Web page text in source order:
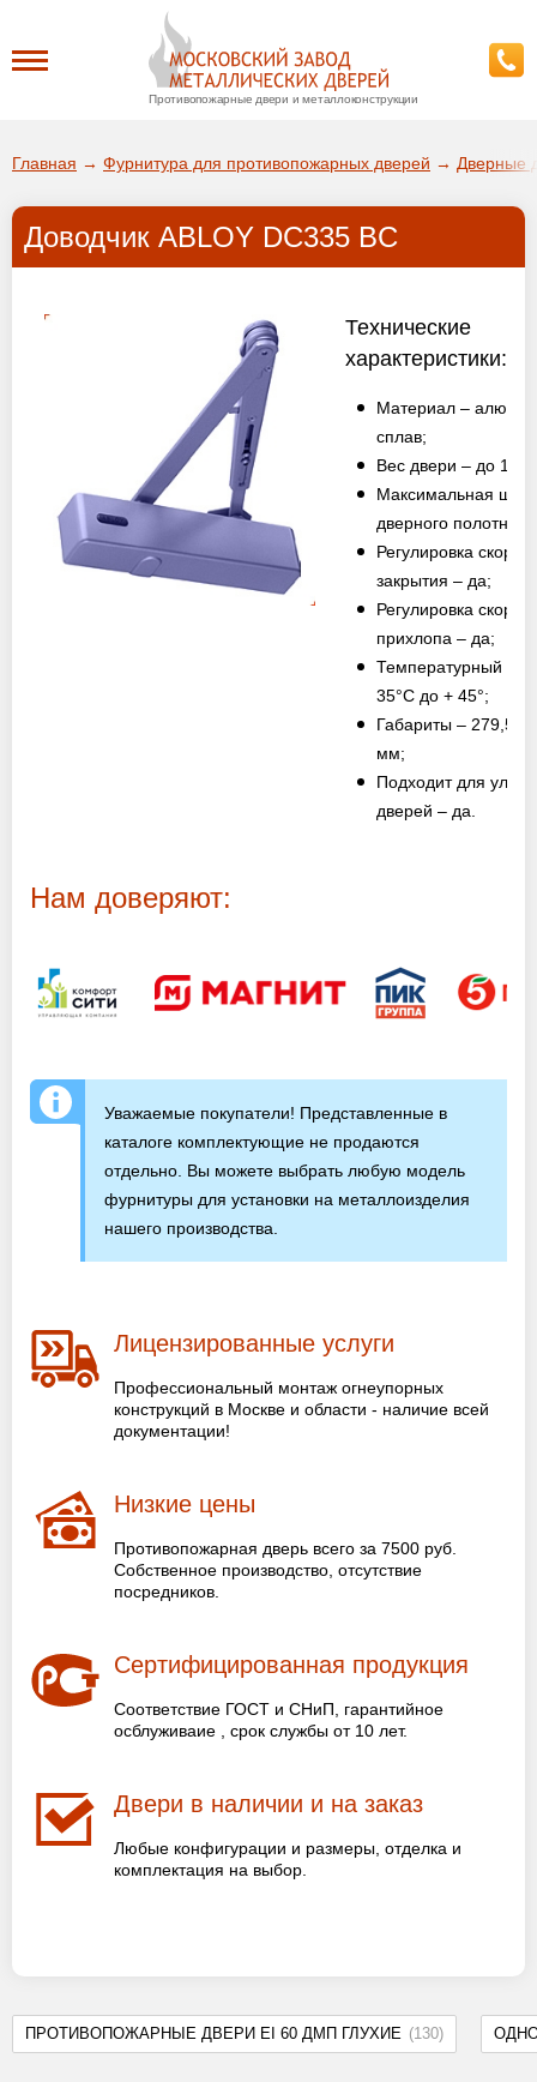
Противопожарные двери и металлоконструкции
ДА!
О заводе
Оптовикам
ЗАПРОСИТЬ РАСЧЕТ
info@protivopozharnie-dveri.ru
Работаем без выходных!
ПРОТИВОПОЖАРНЫЕ ДВЕРИ EI 60 ДМП ГЛУХИЕ (130)
Главная → Фурнитура для противопожарных дверей → Дверные
Доводчик ABLOY DC335 BC
Технические
характеристики:
Материал –
сплав;
Вес двери – до 100
Максимальная
дверного полотна
Регулировка
закрытия – да;
Регулировка
прихлопа – да;
Температурный
35°C до + 45°;
Габариты –
мм;
Подходит для
дверей – да.
Нам доверяют:
Уважаемые покупатели! Представленные в
каталоге комплектующие не продаются
отдельно. Вы можете выбрать любую модель
фурнитуры для установки на металлоизделия
нашего производства.
Лицензированные услуги
Профессиональный монтаж огнеупорных
конструкций в Москве и области - наличие всей
документации!
Низкие цены
Противопожарная дверь всего за 7500 руб.
Собственное производство, отсутствие
посредников.
Сертифицированная продукция
Соответствие ГОСТ и СНиП, гарантийное
осблуживаие , срок службы от 10 лет.
Двери в наличии и на заказ
Любые конфигурации и размеры, отделка и
комплектация на выбор.